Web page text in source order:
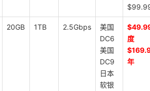
20GB 1TB 2.5Gbps
美国
DC6
美国
DC9
日本
软银
度
年